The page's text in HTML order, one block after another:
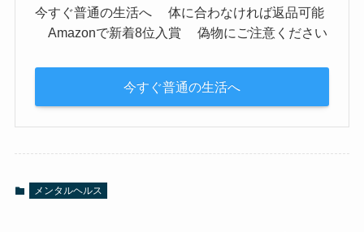
今すぐ普通の生活へ 体に合わなければ返品可能
Amazonで新着8位入賞 偽物にご注意ください
今すぐ普通の生活へ
メンタルヘルス